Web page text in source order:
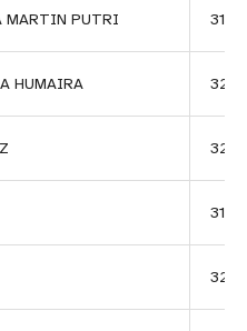
MARTIN PUTRI 3127
HUMAIRA 3255
3256
3128